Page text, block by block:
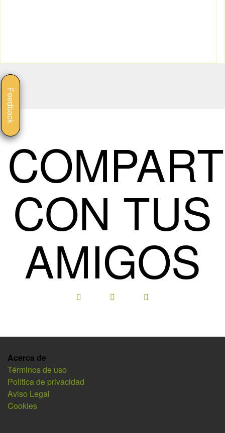
Feedback
CON TUS
AMIGOS
Acerca de
Términos de uso
Política de privacidad
Aviso Legal
Cookies